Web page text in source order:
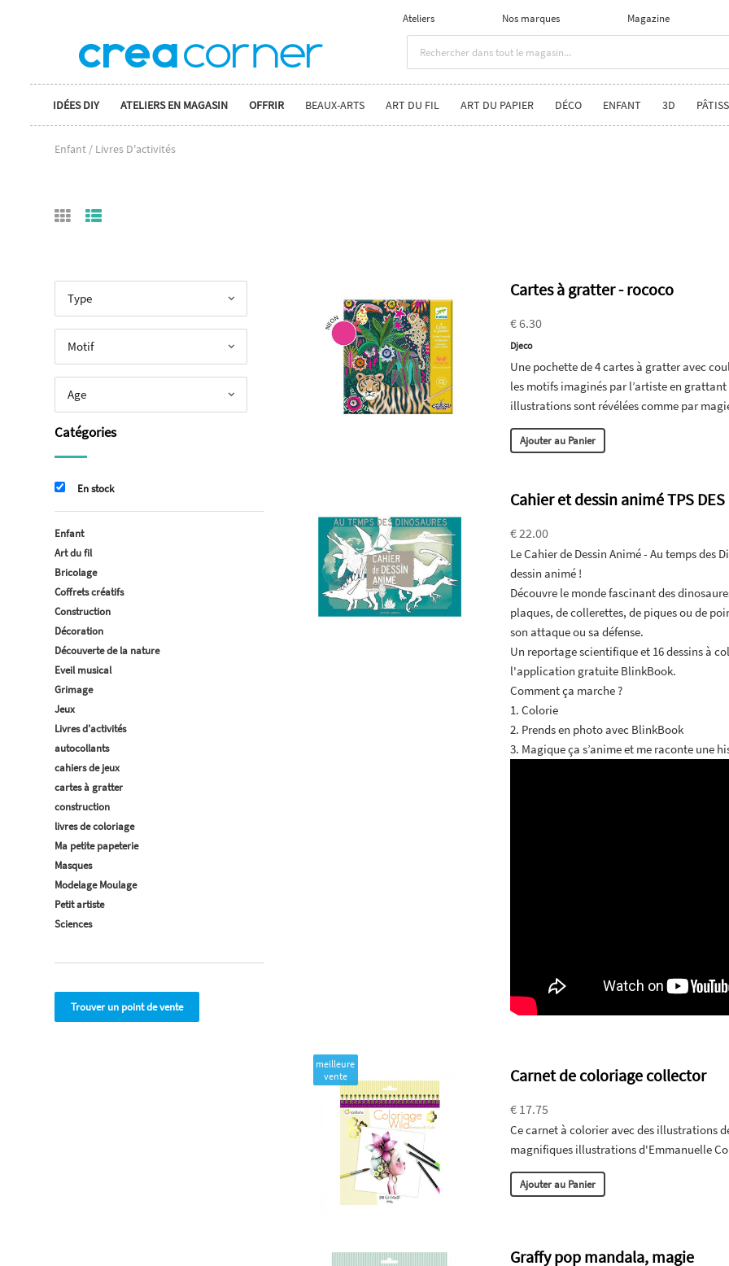
Ateliers Nos marques Magazine
IDÉES DIY ATELIERS EN MAGASIN OFFRIR BEAUX-ARTS ART DU FIL ART DU PAPIER DÉCO ENFANT 3D
Enfant / Livres D'activités
Cartes à gratter - rococo
€ 6.30
Djeco
Une pochette de 4 cartes à gratter avec
les motifs imaginés par l’artiste en
illustrations sont révélées comme par
Ajouter au Panier
Cahier et dessin animé TPS DES
€ 22.00
Le Cahier de Dessin Animé - Au temps
dessin animé !
Découvre le monde fascinant des
plaques, de collerettes, de piques ou de
son attaque ou sa défense.
Un reportage scientifique et 16 dessins à
l'application gratuite BlinkBook.
Comment ça marche ?
1. Colorie
2. Prends en photo avec BlinkBook
3. Magique ça s’anime et me raconte une
meilleure
vente
Carnet de coloriage collector
€ 17.75
Ce carnet à colorier avec des illustrations
magnifiques illustrations d'Emmanuelle
Ajouter au Panier
Graffy pop mandala, magie
Type
Motif
Age
Catégories
En stock
Enfant
Art du fil
Bricolage
Coffrets créatifs
Construction
Décoration
Découverte de la nature
Eveil musical
Grimage
Jeux
Livres d'activités
autocollants
cahiers de jeux
cartes à gratter
construction
livres de coloriage
Ma petite papeterie
Masques
Modelage Moulage
Petit artiste
Sciences
Trouver un point de vente